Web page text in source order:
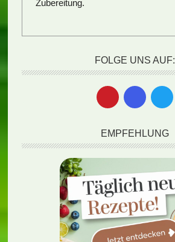
Zubereitung.
FOLGE UNS AUF:
EMPFEHLUNG